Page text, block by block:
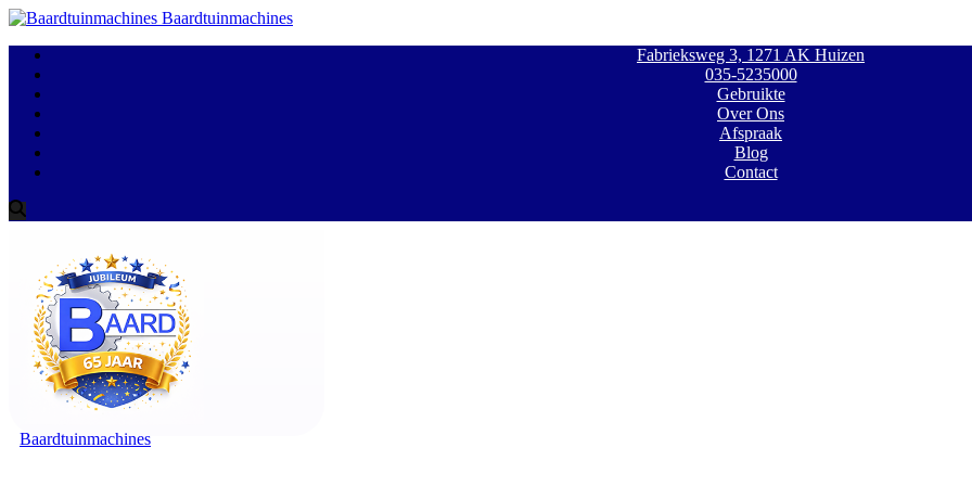
Baardtuinmachines
Fabrieksweg 3, 1271 AK Huizen
035-5235000
Gebruikte
Over Ons
Afspraak
Blog
Contact
Baardtuinmachines